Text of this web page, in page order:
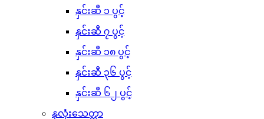
နှင်းဆီ ၁ ပွင့်
နှင်းဆီ ၇ ပွင့်
နှင်းဆီ ၁၈ ပွင့်
နှင်းဆီ ၃၆ ပွင့်
နှင်းဆီ ၆၂ ပွင့်
နှလုံးသေတ္တာ